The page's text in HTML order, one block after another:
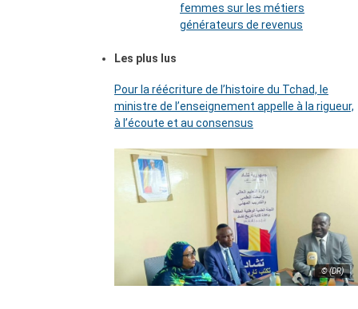
femmes sur les métiers
générateurs de revenus
Les plus lus
Pour la réécriture de l’histoire du Tchad, le
ministre de l’enseignement appelle à la rigueur,
à l’écoute et au consensus
© (DR)